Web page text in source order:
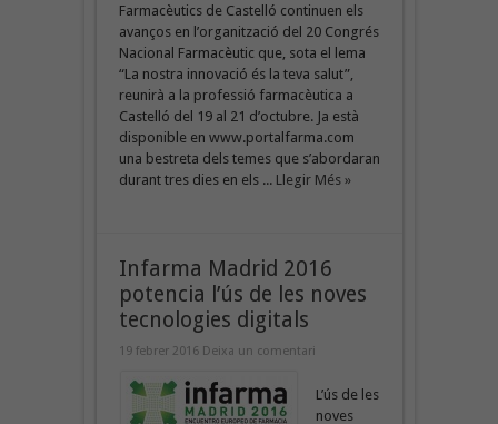
Farmacèutics de Castelló continuen els
avanços en l’organització del 20 Congrés
Nacional Farmacèutic que, sota el lema
“La nostra innovació és la teva salut”,
reunirà a la professió farmacèutica a
Castelló del 19 al 21 d’octubre. Ja està
disponible en www.portalfarma.com
una bestreta dels temes que s’abordaran
durant tres dies en els ... Llegir Més »
Infarma Madrid 2016
potencia l’ús de les noves
tecnologies digitals
19 febrer 2016 Deixa un comentari
L’ús de les
noves